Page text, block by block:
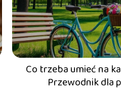
Co trzeba umieć na
Przewodnik dla